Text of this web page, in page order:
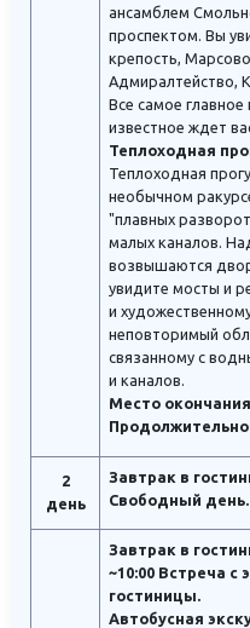
ансамблем
проспектом. Вы
крепость,
Адмиралтейство,
Все самое главное
известное ждет
Теплоходная
Теплоходная
необычном
"плавных
малых каналов.
возвышаются
увидите мосты и
и
неповторимый
связанному с
и каналов.
Место
2
день
Завтрак в
Свободный день.
Завтрак в
~10:00 Встреча с
гостиницы.
Автобусная